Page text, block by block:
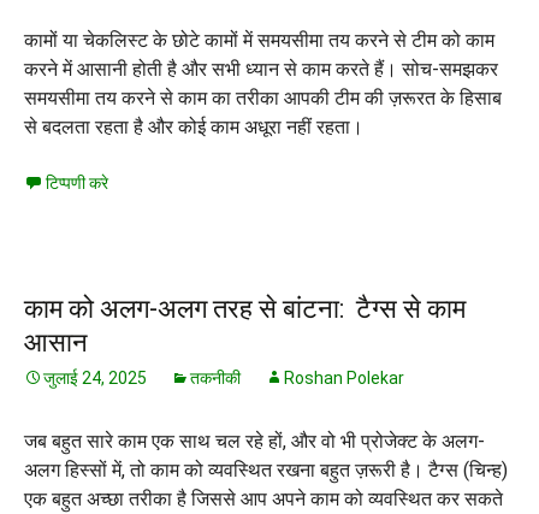
कामों या चेकलिस्ट के छोटे कामों में समयसीमा तय करने से टीम को काम
करने में आसानी होती है और सभी ध्यान से काम करते हैं। सोच-समझकर
समयसीमा तय करने से काम का तरीका आपकी टीम की ज़रूरत के हिसाब
से बदलता रहता है और कोई काम अधूरा नहीं रहता।
टिप्पणी करे
काम को अलग-अलग तरह से बांटना: टैग्स से काम
आसान
जुलाई 24, 2025 तकनीकी Roshan Polekar
जब बहुत सारे काम एक साथ चल रहे हों, और वो भी प्रोजेक्ट के अलग-
अलग हिस्सों में, तो काम को व्यवस्थित रखना बहुत ज़रूरी है। टैग्स (चिन्ह)
एक बहुत अच्छा तरीका है जिससे आप अपने काम को व्यवस्थित कर सकते